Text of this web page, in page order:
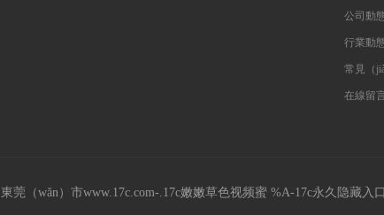
公司動
行業動
常見（
在線留
東莞（wǎn）市www.17c.com-.17c嫩嫩草色视频蜜 %A-17c永久隐藏